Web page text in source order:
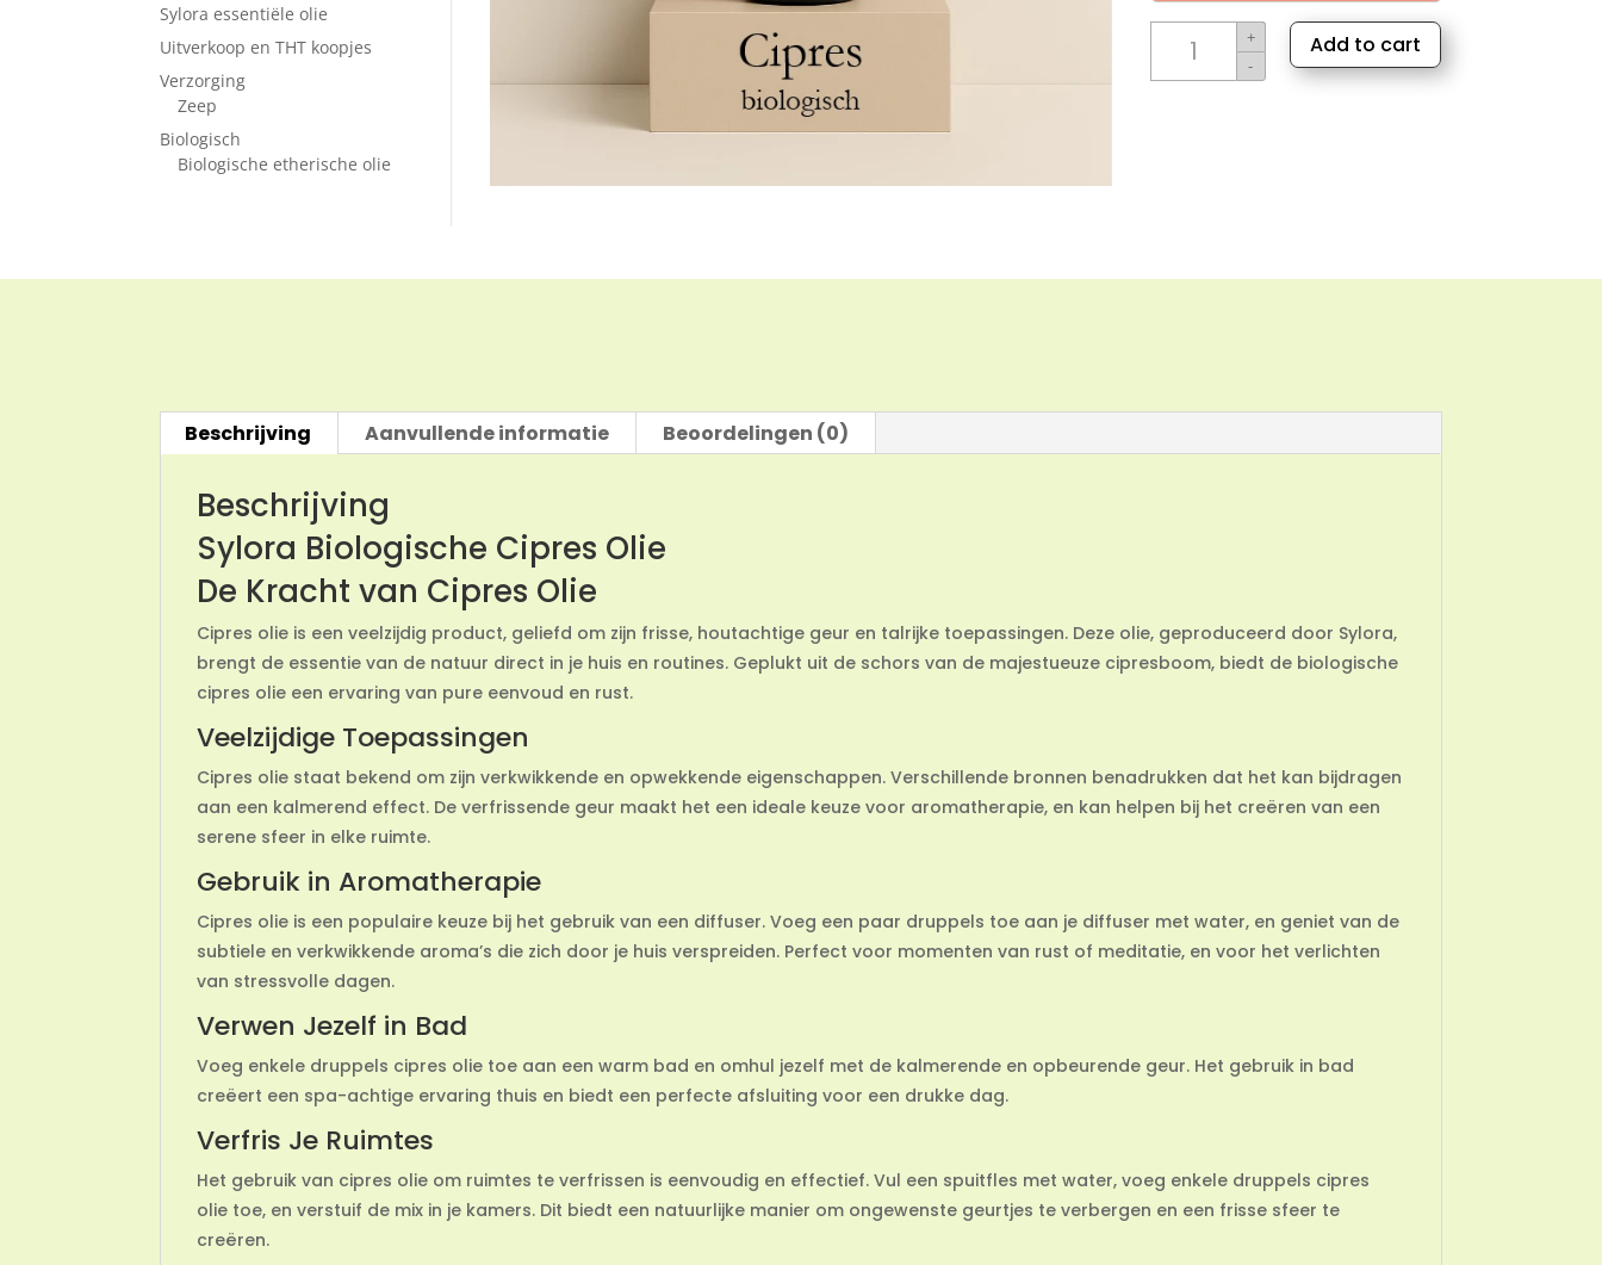
Sylora essentiële olie
Uitverkoop en THT koopjes
Verzorging
Zeep
Biologisch
Biologische etherische olie
Biologische
Cipres
+
-
Add to cart
Beschrijving Aanvullende informatie Beoordelingen (0)
Beschrijving
Sylora Biologische Cipres Olie
De Kracht van Cipres Olie
Cipres olie is een veelzijdig product, geliefd om zijn frisse, houtachtige geur en talrijke toepassingen. Deze olie, geproduceerd door Sylora,
brengt de essentie van de natuur direct in je huis en routines. Geplukt uit de schors van de majestueuze cipresboom, biedt de biologische
cipres olie een ervaring van pure eenvoud en rust.
Veelzijdige Toepassingen
Cipres olie staat bekend om zijn verkwikkende en opwekkende eigenschappen. Verschillende bronnen benadrukken dat het kan bijdragen
aan een kalmerend effect. De verfrissende geur maakt het een ideale keuze voor aromatherapie, en kan helpen bij het creëren van een
serene sfeer in elke ruimte.
Gebruik in Aromatherapie
Cipres olie is een populaire keuze bij het gebruik van een diffuser. Voeg een paar druppels toe aan je diffuser met water, en geniet van de
subtiele en verkwikkende aroma’s die zich door je huis verspreiden. Perfect voor momenten van rust of meditatie, en voor het verlichten
van stressvolle dagen.
Verwen Jezelf in Bad
Voeg enkele druppels cipres olie toe aan een warm bad en omhul jezelf met de kalmerende en opbeurende geur. Het gebruik in bad
creëert een spa-achtige ervaring thuis en biedt een perfecte afsluiting voor een drukke dag.
Verfris Je Ruimtes
Het gebruik van cipres olie om ruimtes te verfrissen is eenvoudig en effectief. Vul een spuitfles met water, voeg enkele druppels cipres
olie toe, en verstuif de mix in je kamers. Dit biedt een natuurlijke manier om ongewenste geurtjes te verbergen en een frisse sfeer te
creëren.